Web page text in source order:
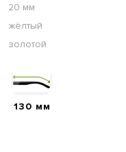
20 мм
жёлтый
золотой
130 мм